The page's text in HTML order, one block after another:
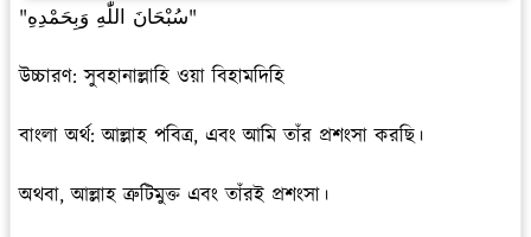
"سُبْحَانَ اللّٰهِ وَبِحَمْدِهِ"
উচ্চারণ: সুবহানাল্লাহি ওয়া বিহামদিহি
বাংলা অর্থ: আল্লাহ পবিত্র, এবং আমি তাঁর প্রশংসা করছি।
অথবা, আল্লাহ ত্রুটিমুক্ত এবং তাঁরই প্রশংসা।